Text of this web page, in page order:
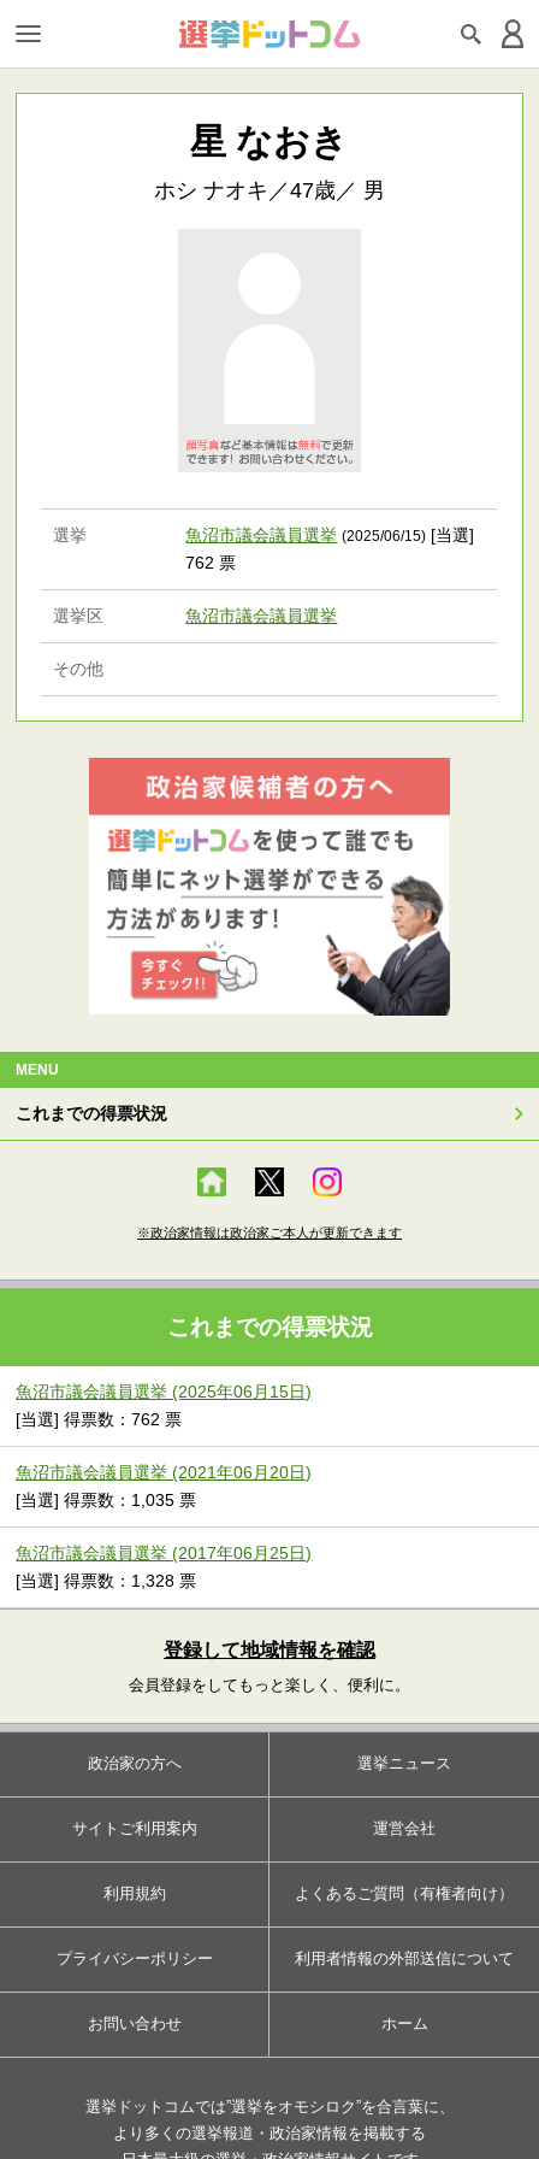
星 なおき
ホシ ナオキ／47歳／ 男
選挙 魚沼市議会議員選挙 (2025/06/15) [当選]
762 票
選挙区 魚沼市議会議員選挙
その他
MENU
これまでの得票状況
※政治家情報は政治家ご本人が更新できます
これまでの得票状況
魚沼市議会議員選挙 (2025年06月15日)
[当選] 得票数：762 票
魚沼市議会議員選挙 (2021年06月20日)
[当選] 得票数：1,035 票
魚沼市議会議員選挙 (2017年06月25日)
[当選] 得票数：1,328 票
登録して地域情報を確認
会員登録をしてもっと楽しく、便利に。
政治家の方へ 選挙ニュース
サイトご利用案内 運営会社
利用規約 よくあるご質問（有権者向け）
プライバシーポリシー 利用者情報の外部送信について
お問い合わせ ホーム
選挙ドットコムでは”選挙をオモシロク”を合言葉に、
より多くの選挙報道・政治家情報を掲載する